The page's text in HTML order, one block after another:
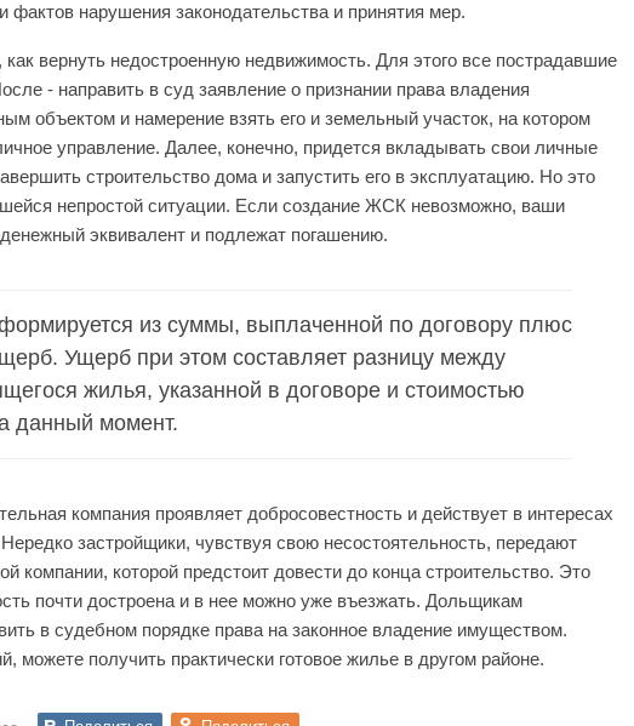
фактов нарушения законодательства и принятия мер.
вернуть недостроенную недвижимость. Для этого все пострадавшие
- направить в суд заявление о признании права владения
объектом и намерение взять его и земельный участок, на котором
управление. Далее, конечно, придется вкладывать свои личные
строительство дома и запустить его в эксплуатацию. Но это
непростой ситуации. Если создание ЖСК невозможно, ваши
эквивалент и подлежат погашению.
из суммы, выплаченной по договору плюс
Ущерб при этом составляет разницу между
жилья, указанной в договоре и стоимостью
данный момент.
компания проявляет добросовестность и действует в интересах
застройщики, чувствуя свою несостоятельность, передают
компании, которой предстоит довести до конца строительство. Это
почти достроена и в нее можно уже въезжать. Дольщикам
в судебном порядке права на законное владение имуществом.
можете получить практически готовое жилье в другом районе.